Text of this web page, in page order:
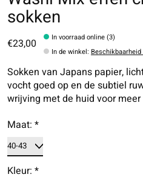
sokken
€23,00
In voorraad online (3)
In de winkel:
Sokken van Japans papier,
vocht goed op en de subtiel
wrijving met de huid voor
Maat: *
Kleur: *